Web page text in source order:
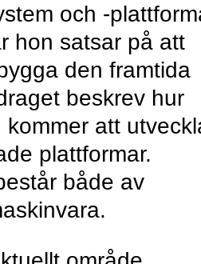
och -
hon satsar på att
den framtida
beskrev hur
att
plattformar.
både av